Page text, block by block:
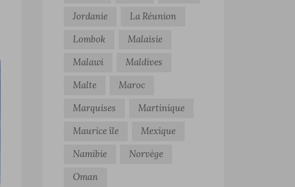
Jordanie
La Réunion
Lombok
Malaisie
Malawi
Maldives
Malte
Maroc
Marquises
Martinique
Maurice île
Mexique
Namibie
Norvège
Oman